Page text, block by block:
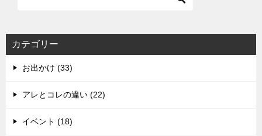
カテゴリー
お出かけ (33)
アレとコレの違い (22)
イベント (18)